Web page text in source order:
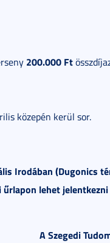
200.000 Ft
közepén kerül sor.
Irodában (Dugonics
lehet
A Szegedi